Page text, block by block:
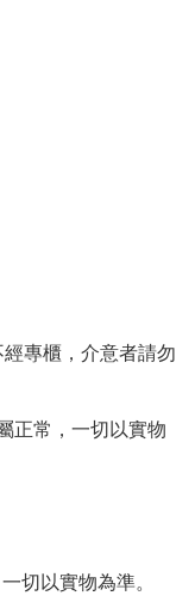
專櫃，介意者請勿
正常，一切以實物
切以實物為準。